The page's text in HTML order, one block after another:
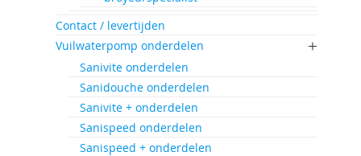
Contact / levertijden
Vuilwaterpomp onderdelen
Sanivite onderdelen
Sanidouche onderdelen
Sanivite + onderdelen
Sanispeed onderdelen
Sanispeed + onderdelen